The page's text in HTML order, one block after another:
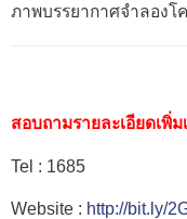
ภาพบรรยากาศจำลองโ
สอบถามรายละเอียดเพิ่ม
Tel : 1685
Website : http://bit.ly/